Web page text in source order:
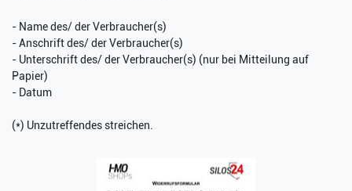
- Name des/ der Verbraucher(s)
- Anschrift des/ der Verbraucher(s)
- Unterschrift des/ der Verbraucher(s) (nur bei Mitteilung auf
Papier)
- Datum
(*) Unzutreffendes streichen.